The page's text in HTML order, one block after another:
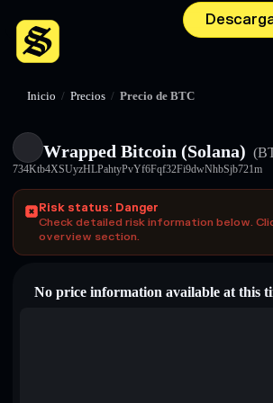
Inicio / Precios / Precio de BTC
Wrapped Bitcoin (Solana)
734Ktb4XSUyzHLPahtyPvYf6Fqf32Fi9dwNhbSjb721m
Risk status: Danger
Check detailed risk information below.
overview section.
No price information available at this